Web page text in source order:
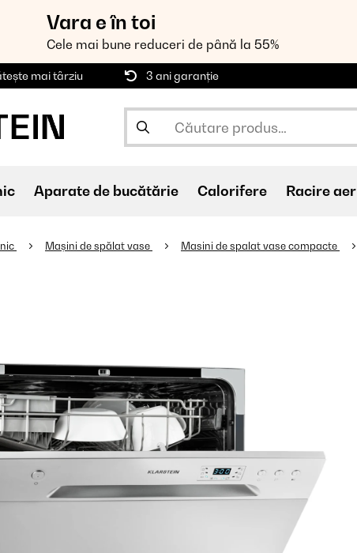
Vara e în toi
Cele mai bune reduceri de până la 55%
mai târziu 3 ani garanție
Aparate de bucătărie Calorifere Racire aer
Mașini de spălat vase Masini de spalat vase compacte